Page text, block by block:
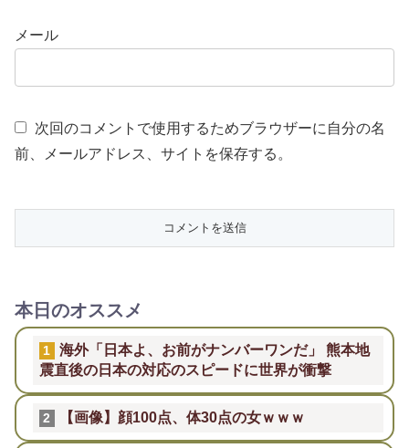
メール
次回のコメントで使用するためブラウザーに自分の名
前、メールアドレス、サイトを保存する。
本日のオススメ
1
海外「日本よ、お前がナンバーワンだ」 熊本地
震直後の日本の対応のスピードに世界が衝撃
2 【画像】顔100点、体30点の女ｗｗｗ